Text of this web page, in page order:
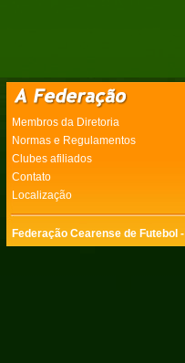
Membros da Diretoria
Normas e Regulamentos
Clubes afiliados
Contato
Localização
Federação Cearense de Futebol -